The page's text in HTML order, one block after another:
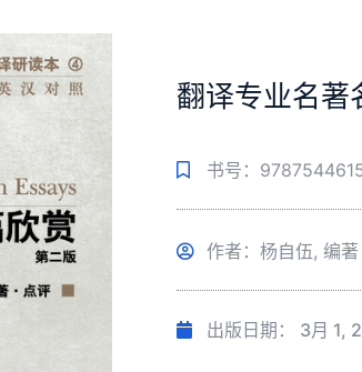
翻译专业名著
书号：
作者：杨自伍, 编著
出版日期： 3月 1,